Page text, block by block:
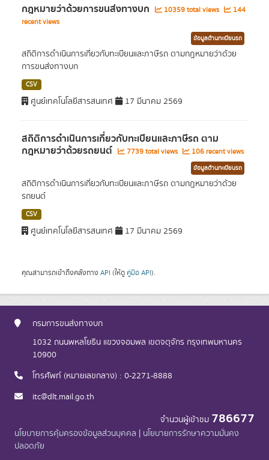
กฎหมายว่าด้วยการขนส่งทางบก 10359 total views
144
recent views
ข้อมูลด้านทะเบียนรถ
สถิติการดำเนินการเกี่ยวกับทะเบียนและภาษีรถ ตามกฎหมายว่าด้วย
การขนส่งทางบก
CSV
ศูนย์เทคโนโลยีสารสนเทศ 17 มีนาคม 2569
สถิติการดำเนินการเกี่ยวกับทะเบียนและภาษีรถ ตาม
กฎหมายว่าด้วยรถยนต์ 7739 total views 106 recent views
ข้อมูลด้านทะเบียนรถ
สถิติการดำเนินการเกี่ยวกับทะเบียนและภาษีรถ ตามกฎหมายว่าด้วย
รถยนต์
CSV
ศูนย์เทคโนโลยีสารสนเทศ 17 มีนาคม 2569
คุณสามารถเข้าถึงคลังทาง API (ให้ดู คู่มือ API).
กรมการขนส่งทางบก
1032 ถนนพหลโยธิน แขวงจอมพล เขตจตุจักร กรุงเทพมหานคร
10900
โทรศัพท์ (หมายเลขกลาง) : 0-2271-8888
itc@dlt.mail.go.th
จำนวนผู้เข้าชม 786677
นโยบายการคุ้มครองข้อมูลส่วนบุคคล | นโยบายการรักษาความมั่นคง
ปลอดภัย